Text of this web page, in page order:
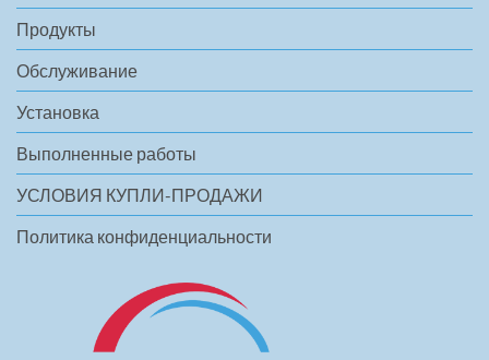
Продукты
Обслуживание
Установка
Выполненные работы
УСЛОВИЯ КУПЛИ-ПРОДАЖИ
Политика конфиденциальности